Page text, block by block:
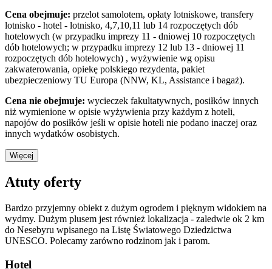
Cena obejmuje: przelot samolotem, opłaty lotniskowe, transfery
lotnisko - hotel - lotnisko, 4,7,10,11 lub 14 rozpoczętych dób
hotelowych (w przypadku imprezy 11 - dniowej 10 rozpoczętych
dób hotelowych; w przypadku imprezy 12 lub 13 - dniowej 11
rozpoczętych dób hotelowych) , wyżywienie wg opisu
zakwaterowania, opiekę polskiego rezydenta, pakiet
ubezpieczeniowy TU Europa (NNW, KL, Assistance i bagaż).
Cena nie obejmuje: wycieczek fakultatywnych, posiłków innych
niż wymienione w opisie wyżywienia przy każdym z hoteli,
napojów do posiłków jeśli w opisie hoteli nie podano inaczej oraz
innych wydatków osobistych.
Więcej
Atuty oferty
Bardzo przyjemny obiekt z dużym ogrodem i pięknym widokiem na
wydmy. Dużym plusem jest również lokalizacja - zaledwie ok 2 km
do Nesebyru wpisanego na Listę Światowego Dziedzictwa
UNESCO. Polecamy zarówno rodzinom jak i parom.
Hotel